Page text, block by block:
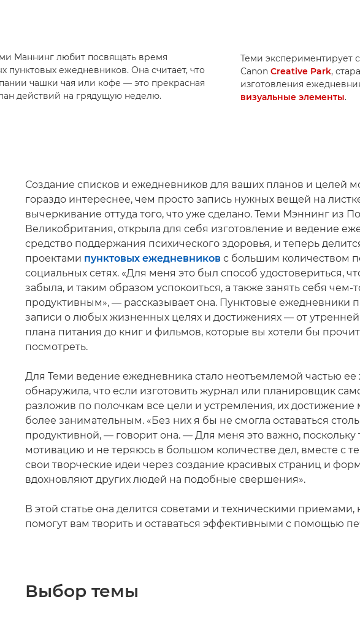
Маннинг любит посвящать время
пунктовых ежедневников. Она считает, что
чашки чая или кофе — это прекрасная
действий на грядущую неделю.
Теми экспериментирует
Canon Creative Park,
изготовления
визуальные элементы.
Создание списков и ежедневников для ваших планов и целей
гораздо интереснее, чем просто запись нужных вещей на
вычеркивание оттуда того, что уже сделано. Теми Мэннинг из
Великобритания, открыла для себя изготовление и ведение
средство поддержания психического здоровья, и теперь
проектами пунктовых ежедневников с большим количеством
социальных сетях. «Для меня это был способ удостовериться,
забыла, и таким образом успокоиться, а также занять себя чем-
продуктивным», — рассказывает она. Пунктовые ежедневники
записи о любых жизненных целях и достижениях — от
плана питания до книг и фильмов, которые вы хотели бы
посмотреть.
Для Теми ведение ежедневника стало неотъемлемой частью ее
обнаружила, что если изготовить журнал или планировщик
разложив по полочкам все цели и устремления, их достижение
более занимательным. «Без них я бы не смогла оставаться столь
продуктивной, — говорит она. — Для меня это важно, поскольку
мотивацию и не теряюсь в большом количестве дел, вместе с
свои творческие идеи через создание красивых страниц и
вдохновляют других людей на подобные свершения».
В этой статье она делится советами и техническими приемами,
помогут вам творить и оставаться эффективными с помощью
Выбор темы